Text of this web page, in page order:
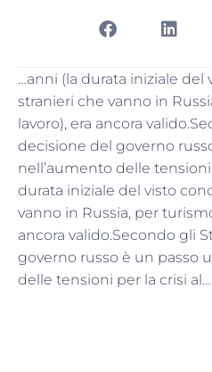
…anni (la durata iniziale del
stranieri che vanno in
lavoro), era ancora
decisione del governo
nell’aumento delle
durata iniziale del visto
vanno in Russia, per
ancora valido.Secondo gli
governo russo è un passo
delle tensioni per la crisi al…